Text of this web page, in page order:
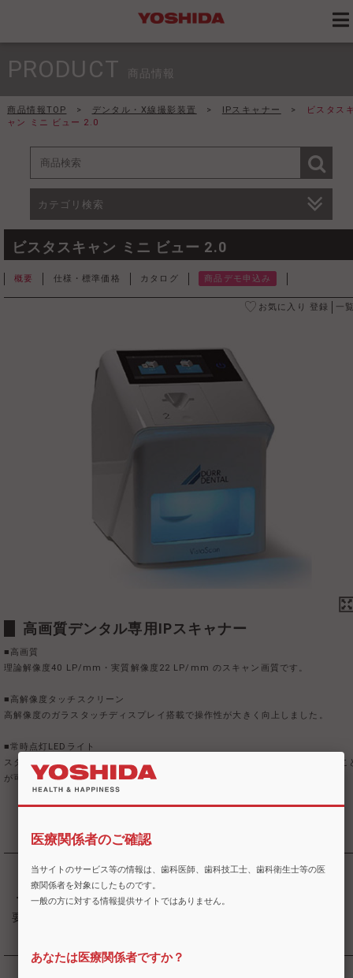
PRODUCT 商品情報
商品情報TOP > デンタル・X線撮影装置 > IPスキャナー >
ビスタス
ャン ミニ ビュー 2.0
カテゴリ検索
ビスタスキャン ミニ ビュー 2.0
概要 仕様・標準価格 カタログ 商品デモ申込み
お気に入り 登録 一
高画質デンタル専用IPスキャナー
■高画質
理論解像度40 LP/mm・実質解像度22 LP/mm のスキャン画質です。
■高解像度タッチスクリーン
高解像度のガラスタッチディスプレイ搭載で操作性が大きく向上しました。
■常時点灯LEDライト
スタンバイ時に点灯するLED ライトの色を65,535色より自由に選び設定するこ
が可能です。
【ご注意】
・ご使用にあたっては、別途専用サーバーをご用意いただく必
要があります。
医療関係者のご確認
当サイトのサービス等の情報は、歯科医師、歯科技工士、歯科衛生士等の医
療関係者を対象にしたものです。
一般の方に対する情報提供サイトではありません。
あなたは医療関係者ですか？